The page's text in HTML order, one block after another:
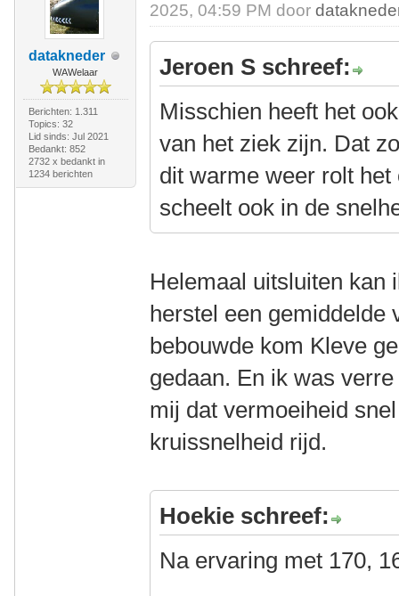
datakneder
WAWelaar
Berichten: 1.311
Topics: 32
Lid sinds: Jul 2021
Bedankt: 852
2732 x bedankt in
1234 berichten
2025, 04:59 PM door
Jeroen S schreef:
Misschien heeft het
van het ziek zijn. Dat
dit warme weer rolt
scheelt ook in de
Helemaal uitsluiten kan
herstel een gemiddelde
bebouwde kom Kleve
gedaan. En ik was
mij dat vermoeiheid
kruissnelheid rijd.
Hoekie schreef:
Na ervaring met 170,